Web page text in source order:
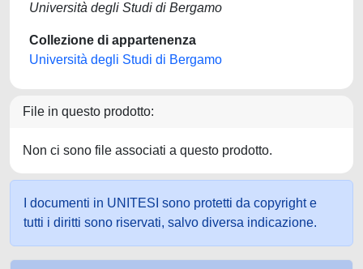
Università degli Studi di Bergamo
Collezione di appartenenza
Università degli Studi di Bergamo
File in questo prodotto:
Non ci sono file associati a questo prodotto.
I documenti in UNITESI sono protetti da copyright e
tutti i diritti sono riservati, salvo diversa indicazione.